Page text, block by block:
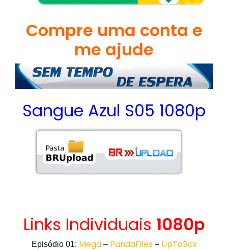
Compre uma conta e
me ajude
Sangue Azul S05 1080p
Links Individuais 1080p
Episódio 01: Mega– PandaFiles– UpToBox